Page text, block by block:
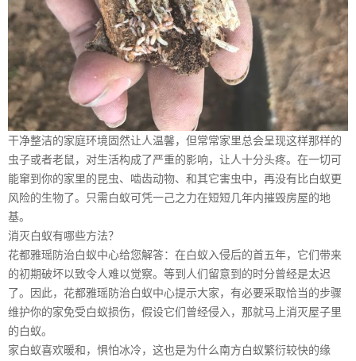
干净整洁的家庭环境固然让人温馨，但常常家里总会呈现这样那样的
虫子或者老鼠，对生活构成了严重的影响，让人十分头疼。在一切可
能窜到你的家里的昆虫、啮齿动物、和其它害虫中，再没有比白蚁更
风险的生物了。只需白蚁可凭一己之力在短短几年内摧毁房屋的地
基。
消灭白蚁有哪些方法？
花都雅瑶防治白蚁中心给您解答：在白蚁入侵后的首五年，它们带来
的初期破坏以致令人难以觉察。等到人们留意到的时分曾经是太迟
了。因此，花都雅瑶防治白蚁中心提示大家，有必要采取恰当的步骤
维护你的家免受白蚁损伤，假设它们曾经侵入，那就马上消灭屋子里
的白蚁。
家白蚁喜欢暖和，惧怕冰冷，这也是为什么南方白蚁繁衍较快的缘